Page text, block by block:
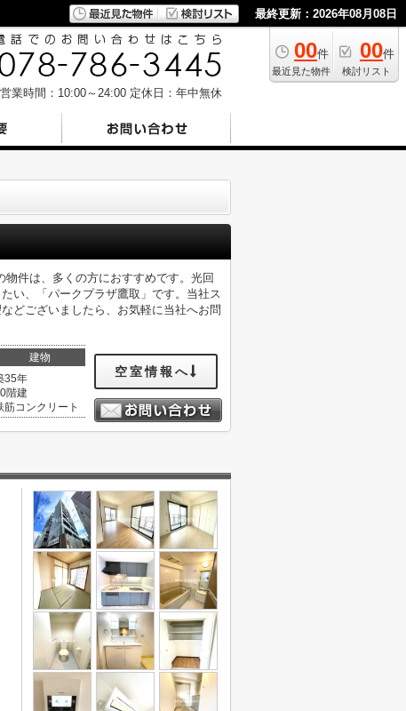
最終更新：2026年08月08日
00件
最近見た物件
00件
検討リスト
営業時間：10:00～24:00 定休日：年中無休
件は、多くの方におすすめです。光回
い、「パークプラザ鷹取」です。当社ス
どございましたら、お気軽に当社へお問
建物
35年
階建
筋コンクリート
空室情報へ